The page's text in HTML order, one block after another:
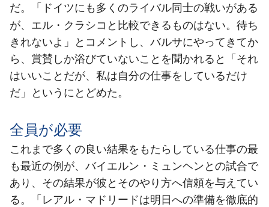
だ。「ドイツにも多くのライバル同士の戦いがある
が、 エル・クラシコと比較できるものはない。待ち
きれないよ」とコメントし、バルサにやってきてか
ら、賞賛しか浴びていないことを聞かれると「それ
はいいことだが、私は自分の仕事をしているだけ
だ」というにとどめた。
全員が必要
これまで多くの良い結果をもたらしている仕事の最
も最近の例が、バイエルン・ミュンヘンとの試合で
あり、その結果が彼とそのやり方へ信頼を与えてい
る。「レアル・マドリードは明日への準備を徹底的